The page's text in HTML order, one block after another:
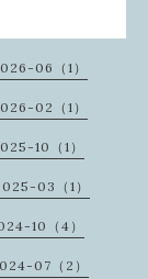
06（1）
02（1）
10（1）
03（1）
10（4）
07（2）